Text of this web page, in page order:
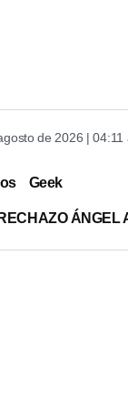
de 2026 | 04:11
Geek
ÁNGEL